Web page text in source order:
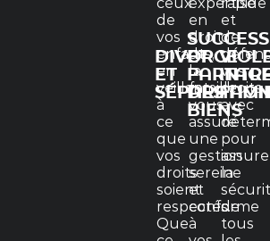
DIVORCE
ET
de
vos
enfants,
en
veillant
à
ce
que
vos
droits
soient
respectés.
Que
ET
DES
BIENS
en
droit
de
la
famille
vous
assure
une
gestion
sereine
et
conforme
à
et
de
vos
droits
avec
pour
la
de
tous